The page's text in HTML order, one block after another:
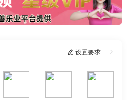
 设置要求 